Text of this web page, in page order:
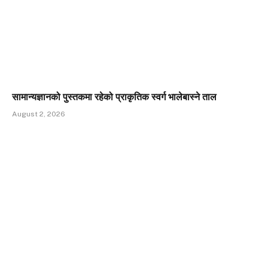
सामान्यज्ञानको पुस्तकमा रहेको प्राकृतिक स्वर्ग भालेबास्ने ताल
August 2, 2026